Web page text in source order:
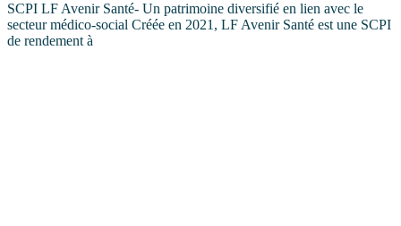
SCPI LF Avenir Santé- Un patrimoine diversifié en lien avec le
secteur médico-social Créée en 2021, LF Avenir Santé est une SCPI
de rendement à